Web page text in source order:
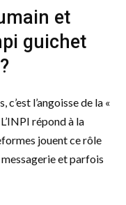
et
guichet
l’angoisse de la «
répond à la
jouent ce rôle
et parfois